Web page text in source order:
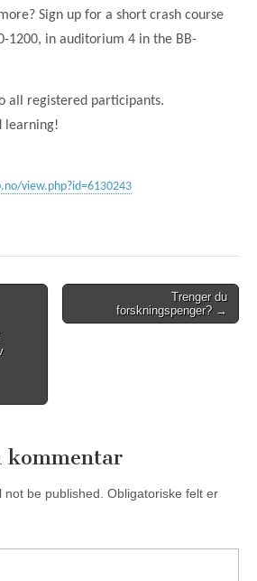
Sign up for a short crash course
1200, in auditorium 4 in the BB-
all registered participants.
learning!
view.php?id=6130243
Trenger du
forskningspenger? →
kommentar
not be published. Obligatoriske felt er